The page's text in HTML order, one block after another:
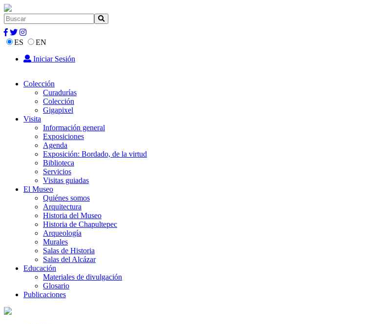
ES
EN
Iniciar Sesión
Colección
Curadurías
Colección
Gigapixel
Visita
Información general
Exposiciones
Agenda
Exposición: Bordado, de la virtud
Biblioteca
Servicios
Visitas guiadas
El Museo
Quiénes somos
Arquitectura
Historia del Museo
Historia de Chapultepec
Arqueología
Murales
Salas de Historia
Salas del Alcázar
Educación
Materiales de divulgación
Glosario
Publicaciones